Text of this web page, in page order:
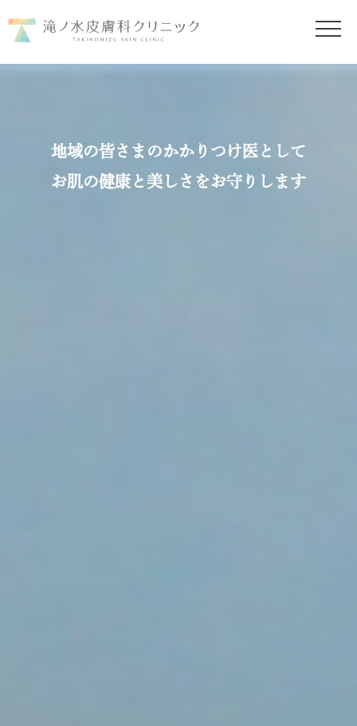
地域の皆さまのかかりつけ医として
お肌の健康と美しさをお守りします